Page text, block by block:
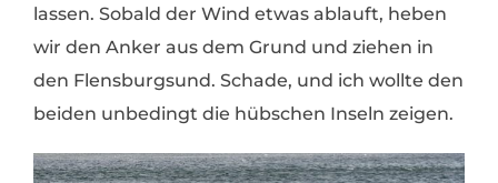
lassen. Sobald der Wind etwas ablauft, heben
wir den Anker aus dem Grund und ziehen in
den Flensburgsund. Schade, und ich wollte den
beiden unbedingt die hübschen Inseln zeigen.